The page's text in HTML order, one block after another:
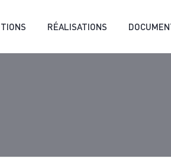
RÉALISATIONS